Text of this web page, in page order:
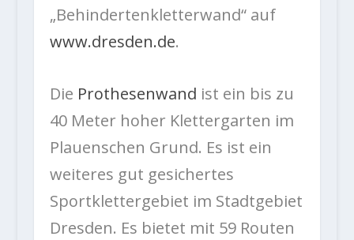
„Behindertenkletterwand“ auf
www.dresden.de.
Die Prothesenwand ist ein bis zu
40 Meter hoher Klettergarten im
Plauenschen Grund. Es ist ein
weiteres gut gesichertes
Sportklettergebiet im Stadtgebiet
Dresden. Es bietet mit 59 Routen